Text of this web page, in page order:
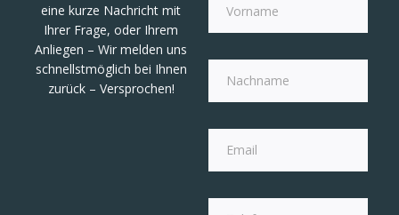
eine kurze Nachricht mit
Ihrer Frage, oder Ihrem
Anliegen – Wir melden uns
schnellstmöglich bei Ihnen
zurück – Versprochen!